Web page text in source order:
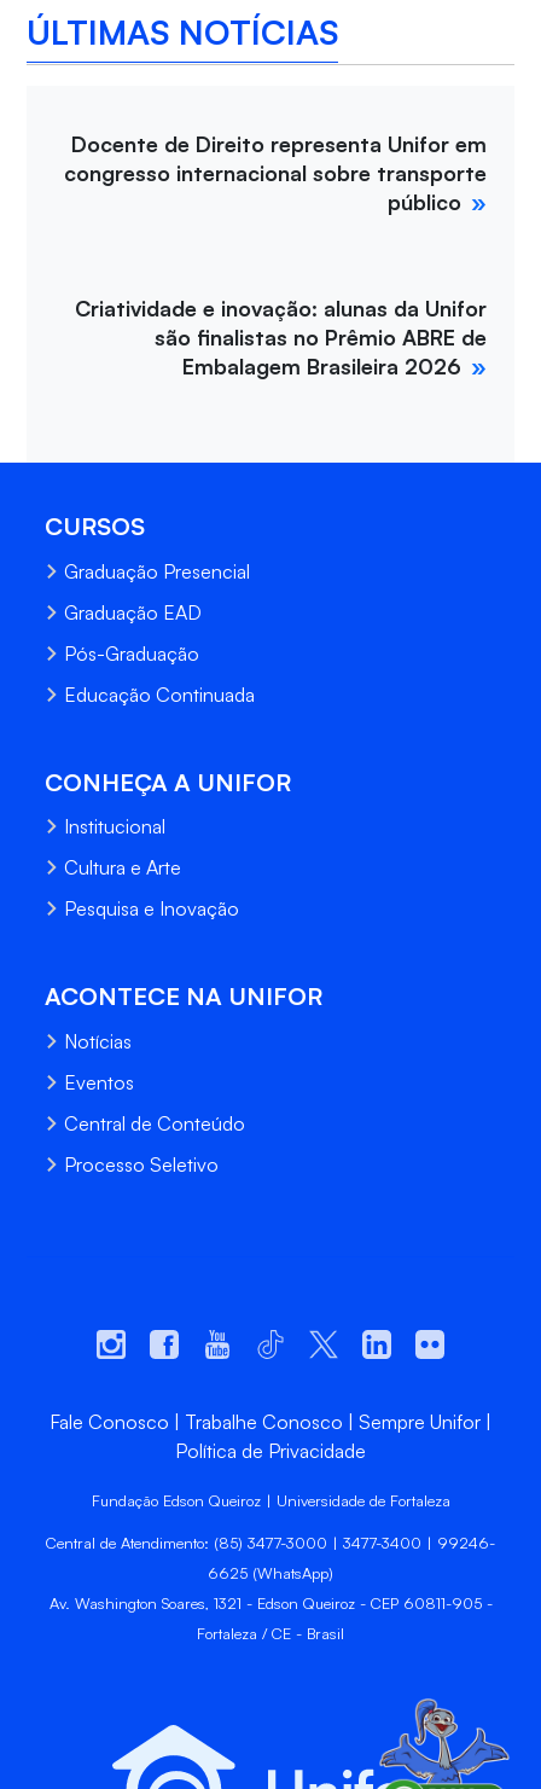
ÚLTIMAS NOTÍCIAS
Docente de Direito representa Unifor em
congresso internacional sobre transporte
público
Criatividade e inovação: alunas da Unifor
são finalistas no Prêmio ABRE de
Embalagem Brasileira 2026
CURSOS
Graduação Presencial
Graduação EAD
Pós-Graduação
Educação Continuada
CONHEÇA A UNIFOR
Institucional
Cultura e Arte
Pesquisa e Inovação
ACONTECE NA UNIFOR
Notícias
Eventos
Central de Conteúdo
Processo Seletivo
Fale Conosco Trabalhe Conosco
Sempre Unifor
Política de Privacidade
Fundação Edson Queiroz | Universidade de Fortaleza
Central de Atendimento: (85) 3477-3000 | 3477-3400 | 99246-
6625 (WhatsApp)
Av. Washington Soares, 1321 - Edson Queiroz - CEP 60811-905 -
Fortaleza / CE - Brasil